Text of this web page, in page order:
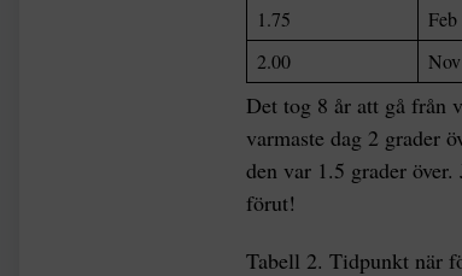
1.75
2.00
Det tog 8 år att gå från
varmaste dag 2 grader
den var 1.5 grader
förut!
Tabell 2. Tidpunkt när